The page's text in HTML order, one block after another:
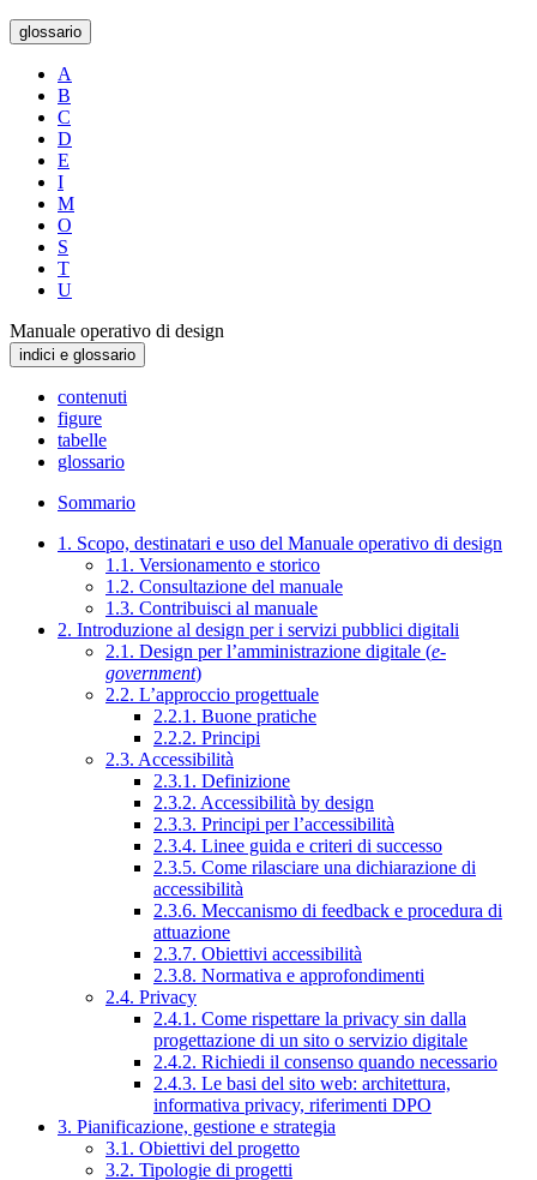
glossario
A
B
C
D
E
I
M
O
S
T
U
Manuale operativo di design
indici e glossario
contenuti
figure
tabelle
glossario
Sommario
1. Scopo, destinatari e uso del Manuale operativo di design
1.1. Versionamento e storico
1.2. Consultazione del manuale
1.3. Contribuisci al manuale
2. Introduzione al design per i servizi pubblici digitali
2.1. Design per l’amministrazione digitale (e-
government)
2.2. L’approccio progettuale
2.2.1. Buone pratiche
2.2.2. Principi
2.3. Accessibilità
2.3.1. Definizione
2.3.2. Accessibilità by design
2.3.3. Principi per l’accessibilità
2.3.4. Linee guida e criteri di successo
2.3.5. Come rilasciare una dichiarazione di
accessibilità
2.3.6. Meccanismo di feedback e procedura di
attuazione
2.3.7. Obiettivi accessibilità
2.3.8. Normativa e approfondimenti
2.4. Privacy
2.4.1. Come rispettare la privacy sin dalla
progettazione di un sito o servizio digitale
2.4.2. Richiedi il consenso quando necessario
2.4.3. Le basi del sito web: architettura,
informativa privacy, riferimenti DPO
3. Pianificazione, gestione e strategia
3.1. Obiettivi del progetto
3.2. Tipologie di progetti